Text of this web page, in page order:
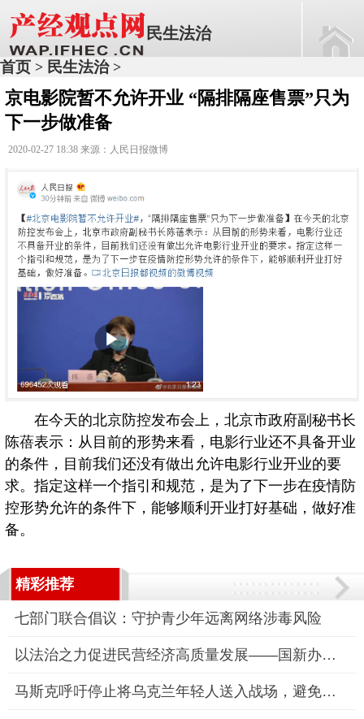
民生法治
首页 > 民生法治>
京电影院暂不允许开业 “隔排隔座售票”只为
下一步做准备
2020-02-27 18:38 来源：人民日报微博
在今天的北京防控发布会上，北京市政府副秘书长
陈蓓表示：从目前的形势来看，电影行业还不具备开业
的条件，目前我们还没有做出允许电影行业开业的要
求。指定这样一个指引和规范，是为了下一步在疫情防
控形势允许的条件下，能够顺利开业打好基础，做好准
备。
精彩推荐
七部门联合倡议：守护青少年远离网络涉毒风险
以法治之力促进民营经济高质量发展——国新办发布会聚焦民营经济
马斯克呼吁停止将乌克兰年轻人送入战场，避免更大悲剧